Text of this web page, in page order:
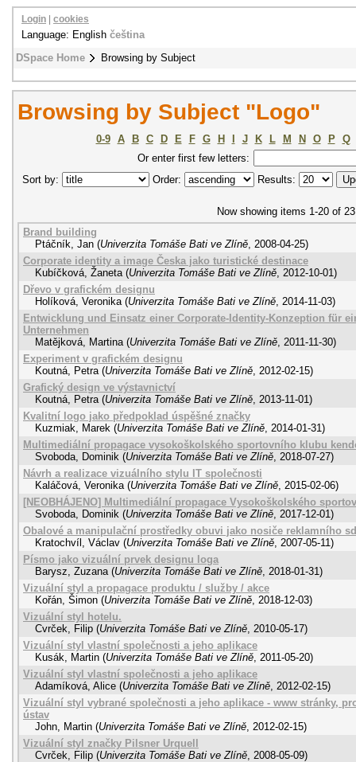
DSpace Home Browsing by Subject
Login cookies
Language: English čeština
Browsing by Subject "Logo"
0-9 A B C D E F G H J K L M N O P
Q
Or enter first few letters:
Sort by:
Order: Results:
Now showing items 1-20 of 23
Brand building
Ptáčník, Jan (Univerzita Tomáše Bati ve Zlíně, 2008-04-25)
Corporate identity a image Česka jako turistické destinace
Kubíčková, Žaneta (Univerzita Tomáše Bati ve Zlíně, 2012-10-01)
Dřevo v grafickém designu
Holíková, Veronika (Univerzita Tomáše Bati ve Zlíně, 2014-11-03)
Entwicklung und Einsatz einer Corporate-Identity-Konzeption für
Unternehmen
Matějková, Martina (Univerzita Tomáše Bati ve Zlíně, 2011-11-30)
Experiment v grafickém designu
Koutná, Petra (Univerzita Tomáše Bati ve Zlíně, 2012-02-15)
Grafický design ve výstavnictví
Koutná, Petra (Univerzita Tomáše Bati ve Zlíně, 2013-11-01)
Kvalitní logo jako předpoklad úspěšné značky
Kuzmiak, Marek (Univerzita Tomáše Bati ve Zlíně, 2014-01-31)
Multimediální propagace vysokoškolského sportovního klubu
Svoboda, Dominik (Univerzita Tomáše Bati ve Zlíně, 2018-07-27)
Návrh a realizace vizuálního stylu IT společnosti
Kaláčová, Veronika (Univerzita Tomáše Bati ve Zlíně, 2015-02-06)
[NEOBHÁJENO] Multimediální propagace Vysokoškolského
Svoboda, Dominik (Univerzita Tomáše Bati ve Zlíně, 2017-12-01)
Obalové a manipulační prostředky obuvi jako nosiče reklamního
Kratochvíl, Václav (Univerzita Tomáše Bati ve Zlíně, 2007-05-11)
Písmo jako vizuální prvek designu loga
Barysz, Zuzana (Univerzita Tomáše Bati ve Zlíně, 2018-01-31)
Vizuální styl a propagace produktu / služby / akce
Kořán, Šimon (Univerzita Tomáše Bati ve Zlíně, 2018-12-03)
Vizuální styl hotelu.
Cvrček, Filip (Univerzita Tomáše Bati ve Zlíně, 2010-05-17)
Vizuální styl vlastní společnosti a jeho aplikace
Kusák, Martin (Univerzita Tomáše Bati ve Zlíně, 2011-05-20)
Vizuální styl vlastní společnosti a jeho aplikace
Adamíková, Alice (Univerzita Tomáše Bati ve Zlíně, 2012-02-15)
Vizuální styl vybrané společnosti a jeho aplikace - www stránky,
ústav
John, Martin (Univerzita Tomáše Bati ve Zlíně, 2012-02-15)
Vizuální styl značky Pilsner Urquell
Cvrček, Filip (Univerzita Tomáše Bati ve Zlíně, 2008-05-09)